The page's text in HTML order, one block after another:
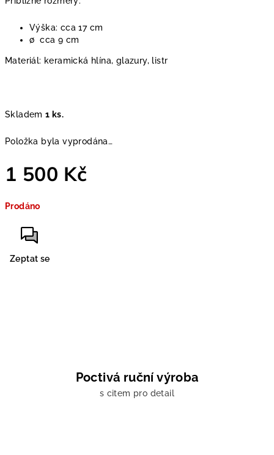
Výška: cca 17 cm
∅ cca 9 cm
Materiál: keramická hlína, glazury, listr
Skladem1 ks.
Položka byla vyprodána…
1 500 Kč
cena:
Prodáno
Zeptat se
Poctivá ruční výroba
s citem pro detail